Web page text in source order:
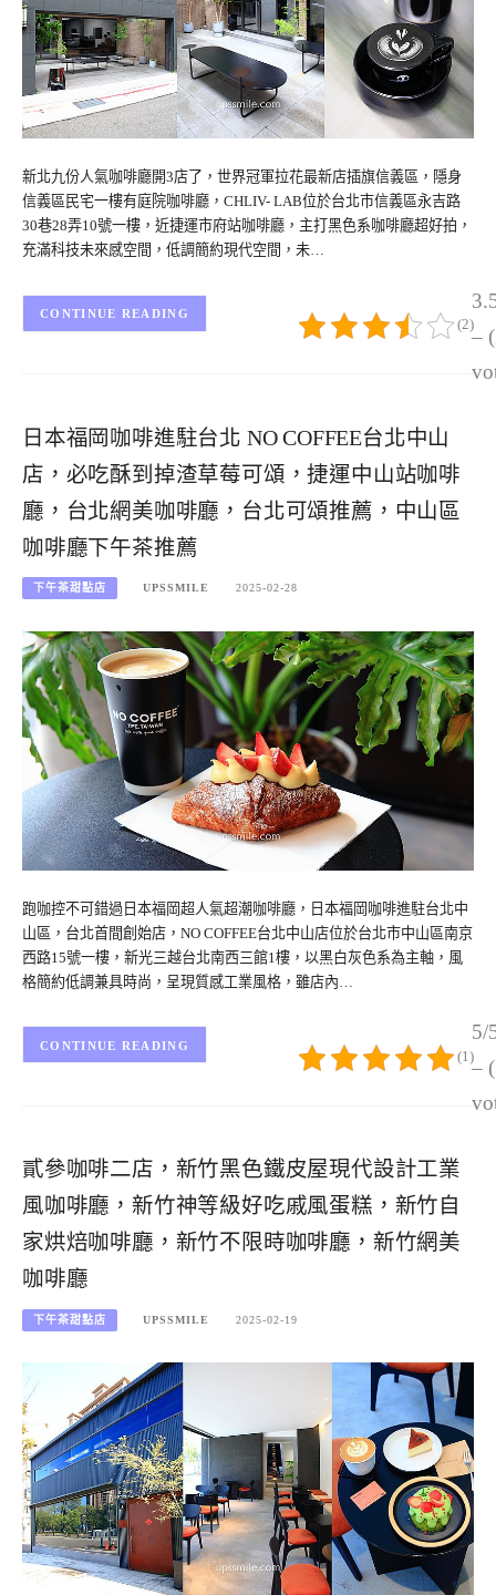
新北九份人氣咖啡廳開3店了，世界冠軍拉花最新店插旗信義區，隱身
信義區民宅一樓有庭院咖啡廳，CHLIV- LAB位於台北市信義區永吉路
30巷28弄10號一樓，近捷運市府站咖啡廳，主打黑色系咖啡廳超好拍，
充滿科技未來感空間，低調簡約現代空間，未…
–
(2)
CONTINUE READING
日本福岡咖啡進駐台北 NO COFFEE台北中山
店，必吃酥到掉渣草莓可頌，捷運中山站咖啡
廳，台北網美咖啡廳，台北可頌推薦，中山區
咖啡廳下午茶推薦
下午茶甜點店 UPSSMILE 2025-02-28
跑咖控不可錯過日本福岡超人氣超潮咖啡廳，日本福岡咖啡進駐台北中
山區，台北首間創始店，NO COFFEE台北中山店位於台北市中山區南京
西路15號一樓，新光三越台北南西三館1樓，以黑白灰色系為主軸，風
格簡約低調兼具時尚，呈現質感工業風格，雖店內…
5/
–
(1)
CONTINUE READING
貳參咖啡二店，新竹黑色鐵皮屋現代設計工業
風咖啡廳，新竹神等級好吃戚風蛋糕，新竹自
家烘焙咖啡廳，新竹不限時咖啡廳，新竹網美
咖啡廳
下午茶甜點店 UPSSMILE 2025-02-19